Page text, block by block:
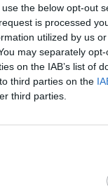
the below opt-out
is processed
utilized by us
may separately
on the IAB’s list of
third parties on the
third parties.
a
hogy a